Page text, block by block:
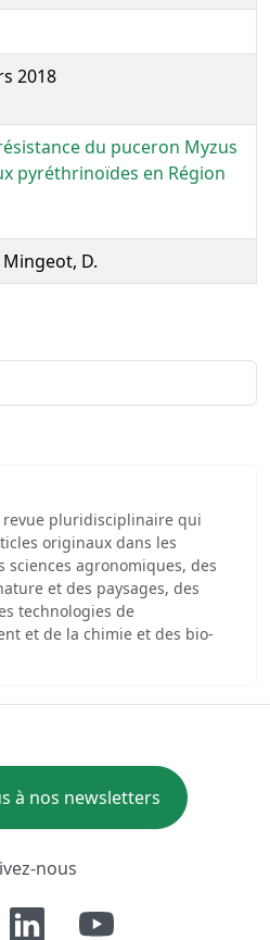
2018
du puceron Myzus
pyréthrinoïdes en Région
Mingeot, D.
revue pluridisciplinaire qui
originaux dans les
sciences agronomiques, des
et des paysages, des
technologies de
et de la chimie et des bio-
à nos newsletters
nous